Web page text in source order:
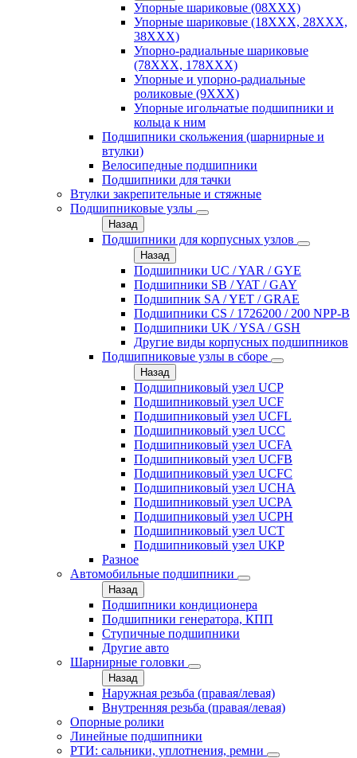
Упорные шариковые (08XXX)
Упорные шариковые (18XXX, 28XXХ,
38ХХХ)
Упорно-радиальные шариковые
(78XXX, 178ХХХ)
Упорные и упорно-радиальные
роликовые (9ХХХ)
Упорные игольчатые подшипники и
кольца к ним
Подшипники скольжения (шарнирные и
втулки)
Велосипедные подшипники
Подшипники для тачки
Втулки закрепительные и стяжные
Подшипниковые узлы
Назад
Подшипники для корпусных узлов
Назад
Подшипники UC / YAR / GYE
Подшипники SB / YAT / GAY
Подшипник SA / YET / GRAE
Подшипники CS / 1726200 / 200 NPP-B
Подшипники UK / YSA / GSH
Другие виды корпусных подшипников
Подшипниковые узлы в сборе
Назад
Подшипниковый узел UCP
Подшипниковый узел UCF
Подшипниковый узел UCFL
Подшипниковый узел UCC
Подшипниковый узел UCFA
Подшипниковый узел UCFB
Подшипниковый узел UCFC
Подшипниковый узел UCHA
Подшипниковый узел UCPA
Подшипниковый узел UCPH
Подшипниковый узел UCT
Подшипниковый узел UKP
Разное
Автомобильные подшипники
Назад
Подшипники кондиционера
Подшипники генератора, КПП
Ступичные подшипники
Другие авто
Шарнирные головки
Назад
Наружная резьба (правая/левая)
Внутренняя резьба (правая/левая)
Опорные ролики
Линейные подшипники
РТИ: сальники, уплотнения, ремни